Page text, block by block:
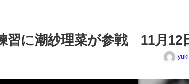
に潮紗理菜が参戦 11月12